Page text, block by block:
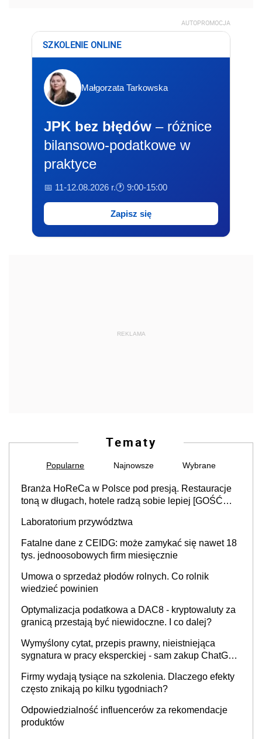
AUTOPROMOCJA
SZKOLENIE ONLINE
Małgorzata Tarkowska
JPK bez błędów – różnice
bilansowo-podatkowe w
praktyce
📅 11-12.08.2026 r.🕐 9:00-15:00
Zapisz się
REKLAMA
Tematy
Popularne Najnowsze Wybrane
Branża HoReCa w Polsce pod presją. Restauracje
toną w długach, hotele radzą sobie lepiej [GOŚĆ
Laboratorium przywództwa
Fatalne dane z CEIDG: może zamykać się nawet 18
tys. jednoosobowych firm miesięcznie
Umowa o sprzedaż płodów rolnych. Co rolnik
wiedzieć powinien
Optymalizacja podatkowa a DAC8 - kryptowaluty za
granicą przestają być niewidoczne. I co dalej?
Wymyślony cytat, przepis prawny, nieistniejąca
sygnatura w pracy eksperckiej - sam zakup ChatGPT
Firmy wydają tysiące na szkolenia. Dlaczego efekty
często znikają po kilku tygodniach?
Odpowiedzialność influencerów za rekomendacje
produktów